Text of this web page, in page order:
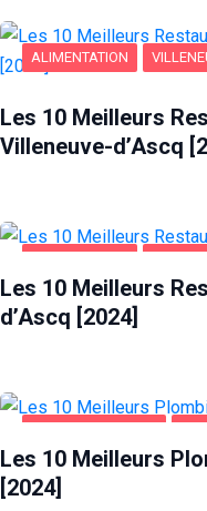
ALIMENTATION
Les 10 Meilleurs
Villeneuve-d’Ascq
Les 10 Meilleurs
d’Ascq [2024]
Les 10 Meilleurs
[2024]
Ces cookies ne
sont pas
fonctionnement
du site Web.
Statistiques
améliorer la
et la structure
du site Web,
en fonction